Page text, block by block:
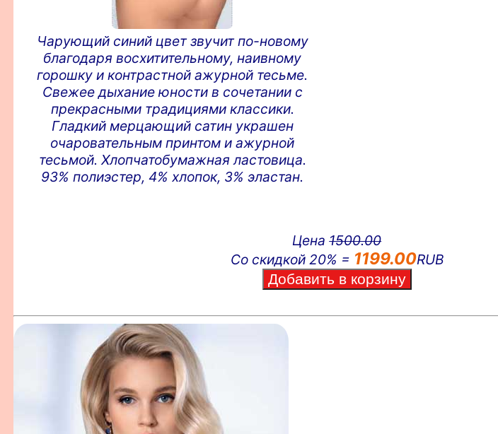
Чарующий синий цвет звучит по-новому
благодаря восхитительному, наивному
горошку и контрастной ажурной тесьме.
Свежее дыхание юности в сочетании с
прекрасными традициями классики.
Гладкий мерцающий сатин украшен
очаровательным принтом и ажурной
тесьмой. Хлопчатобумажная ластовица.
93% полиэстер, 4% хлопок, 3% эластан.
Цена1500.00
Со скидкой 20% = 1199.00RUB